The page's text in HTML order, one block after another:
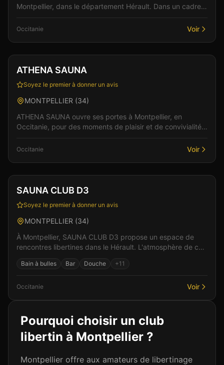
Montpellier, dans le département Hérault. Dans un cadre
Occitanie Voir
Club Sauna +2
ATHENA SAUNA
Soyez le premier à donner un avis
MONTPELLIER (34)
ATHENA SAUNA ouvre ses portes à Montpellier, en
Occitanie, pour des moments de plaisir et de convivialité.
Occitanie Voir
Club Sauna +4
SAUNA CLUB D3
Soyez le premier à donner un avis
MONTPELLIER (34)
À Montpellier, SAUNA CLUB D3 propose un espace de
rencontres libertines dans le Hérault. L'atmosphère de cet
Bain à bulles Bar Douche +11
Occitanie Voir
Pourquoi choisir un club
libertin à Montpellier ?
Montpellier offre aux amateurs de libertinage